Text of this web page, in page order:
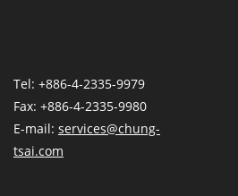
Tel: +886-4-2335-9979
Fax: +886-4-2335-9980
E-mail: services@chung-
tsai.com